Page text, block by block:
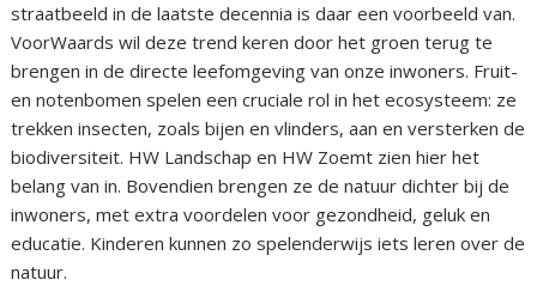
straatbeeld in de laatste decennia is daar een voorbeeld van.
VoorWaards wil deze trend keren door het groen terug te
brengen in de directe leefomgeving van onze inwoners. Fruit-
en notenbomen spelen een cruciale rol in het ecosysteem: ze
trekken insecten, zoals bijen en vlinders, aan en versterken de
biodiversiteit. HW Landschap en HW Zoemt zien hier het
belang van in. Bovendien brengen ze de natuur dichter bij de
inwoners, met extra voordelen voor gezondheid, geluk en
educatie. Kinderen kunnen zo spelenderwijs iets leren over de
natuur.